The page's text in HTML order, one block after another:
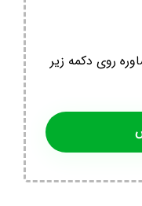
روی دکمه زیر